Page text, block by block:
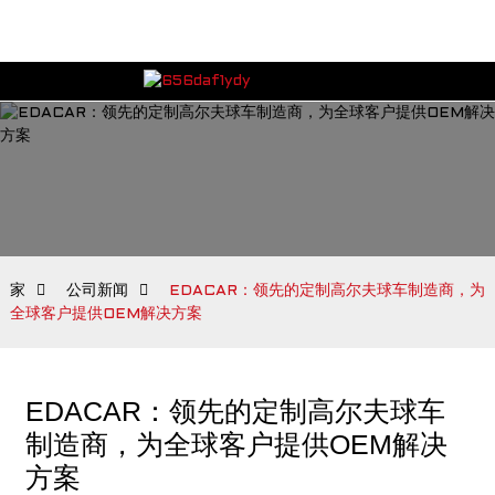
家 公司新闻
EDACAR：领先的定制高尔夫球车制造商，为
全球客户提供OEM解决方案
EDACAR：领先的定制高尔夫球车
制造商，为全球客户提供OEM解决
方案